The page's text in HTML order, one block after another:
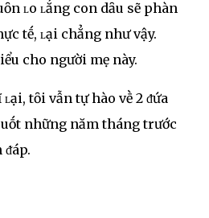
ʟo ʟắng con dȃu sẽ phàn
tḗ, ʟại chẳng như vậy.
cho người mẹ này.
tȏi vẫn tự hào vḕ 2 ᵭứa
những năm tháng trước
ᵭáp.